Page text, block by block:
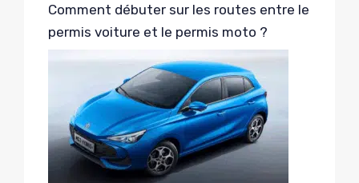
Comment débuter sur les routes entre le
permis voiture et le permis moto ?